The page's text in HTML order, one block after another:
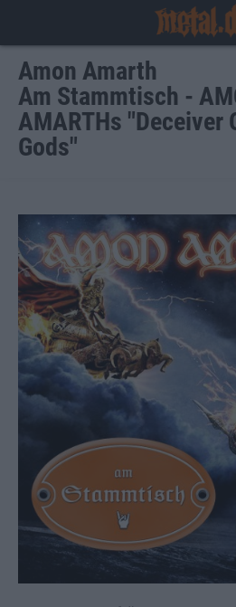
Amon Amarth
Am Stammtisch -
AMARTHs "Deceiver
Gods"